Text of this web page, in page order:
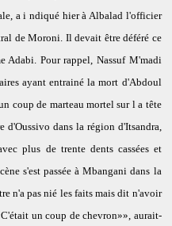
a i ndiqué hier à Albalad l'officier
de Moroni. Il devait être déféré ce
Adabi. Pour rappel, Nassuf M'madi
ayant entrainé la mort d'Abdoul
coup de marteau mortel sur l a tête
dans la région d'Itsandra,
plus de trente dents cassées et
s'est passée à Mbangani dans la
n'a pas nié les faits mais dit n'avoir
un coup de chevron»», aurait-